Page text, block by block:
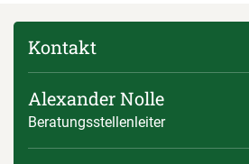
Kontakt
Alexander Nolle
Beratungsstellenleiter